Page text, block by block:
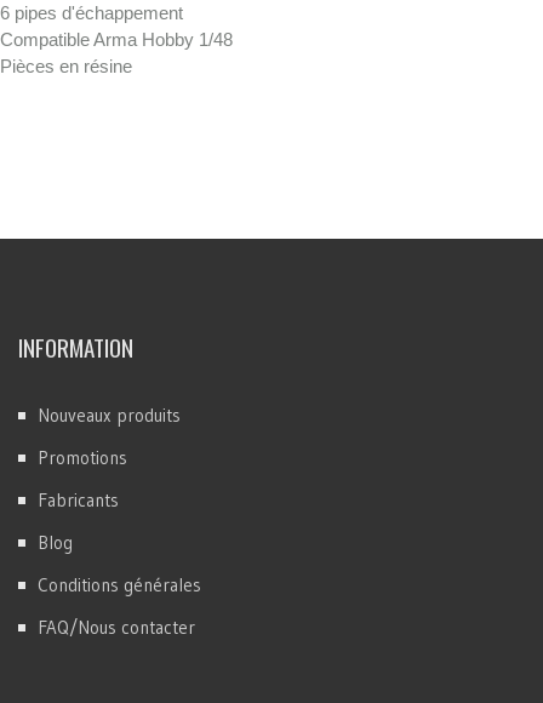
6 pipes d'échappement
Compatible Arma Hobby 1/48
Pièces en résine
INFORMATION
Nouveaux produits
Promotions
Fabricants
Blog
Conditions générales
FAQ/Nous contacter